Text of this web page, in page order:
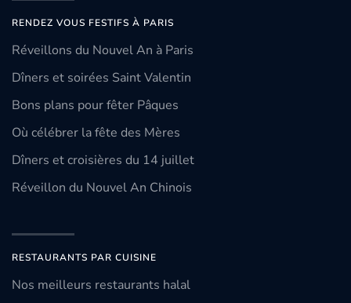
RENDEZ VOUS FESTIFS À PARIS
Réveillons du Nouvel An à Paris
Dîners et soirées Saint Valentin
Bons plans pour fêter Pâques
Où célébrer la fête des Mères
Dîners et croisières du 14 juillet
Réveillon du Nouvel An Chinois
RESTAURANTS PAR CUISINE
Nos meilleurs restaurants halal